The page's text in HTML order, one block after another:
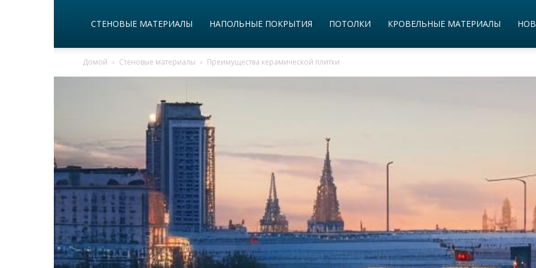
СТЕНОВЫЕ МАТЕРИАЛЫ НАПОЛЬНЫЕ ПОКРЫТИЯ ПОТОЛКИ КРОВЕЛЬНЫЕ МАТЕРИАЛЫ
Домой Стеновые материалы Преимущества керамической плитки